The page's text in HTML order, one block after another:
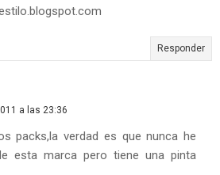
Responder
a las 23:36
packs,la verdad es que nunca he
esta marca pero tiene una pinta